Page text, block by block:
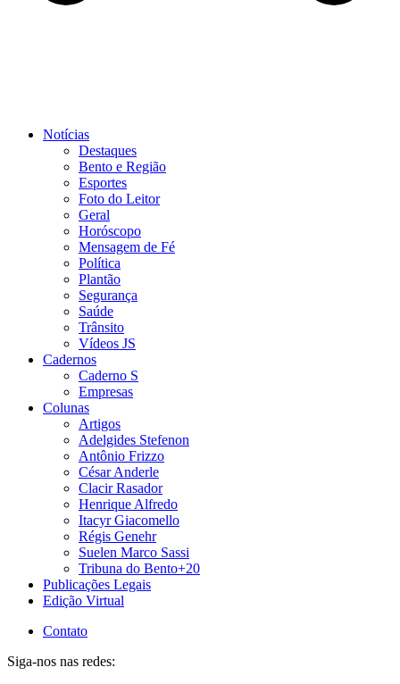
Notícias
Destaques
Bento e Região
Esportes
Foto do Leitor
Geral
Horóscopo
Mensagem de Fé
Política
Plantão
Segurança
Saúde
Trânsito
Vídeos JS
Cadernos
Caderno S
Empresas
Colunas
Artigos
Adelgides Stefenon
Antônio Frizzo
César Anderle
Clacir Rasador
Henrique Alfredo
Itacyr Giacomello
Régis Genehr
Suelen Marco Sassi
Tribuna do Bento+20
Publicações Legais
Edição Virtual
Contato
Siga-nos nas redes: